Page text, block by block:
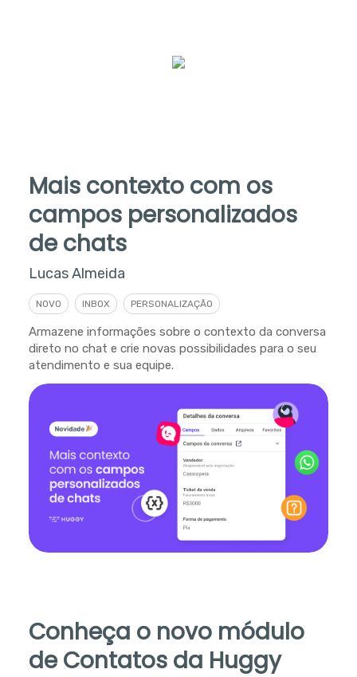
Mais contexto com os
campos personalizados
de chats
Lucas Almeida
NOVO INBOX PERSONALIZAÇÃO
Armazene informações sobre o contexto da conversa
direto no chat e crie novas possibilidades para o seu
atendimento e sua equipe.
Conheça o novo módulo
de Contatos da Huggy